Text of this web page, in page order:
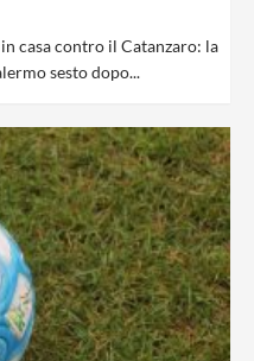
casa contro il Catanzaro: la
sesto dopo...